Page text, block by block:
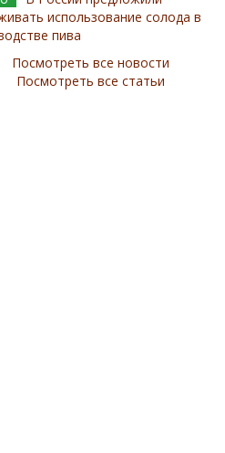
использование солода в
пива
Посмотреть все новости
Посмотреть все статьи